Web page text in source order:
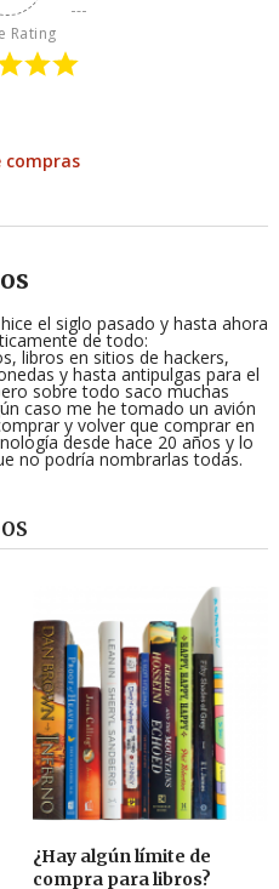
Rating
compras
el siglo pasado y hasta ahora
de todo:
libros en sitios de hackers,
y hasta antipulgas para el
sobre todo saco muchas
caso me he tomado un avión
y volver que comprar en
desde hace 20 años y lo
no podría nombrarlas todas.
¿Hay algún límite de
compra para libros?